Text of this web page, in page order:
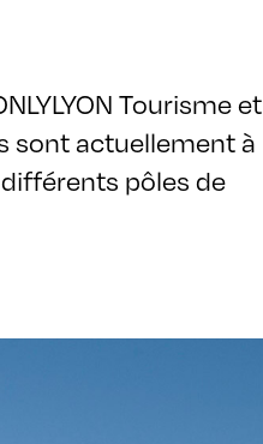
Tourisme et
sont actuellement à
pôles de